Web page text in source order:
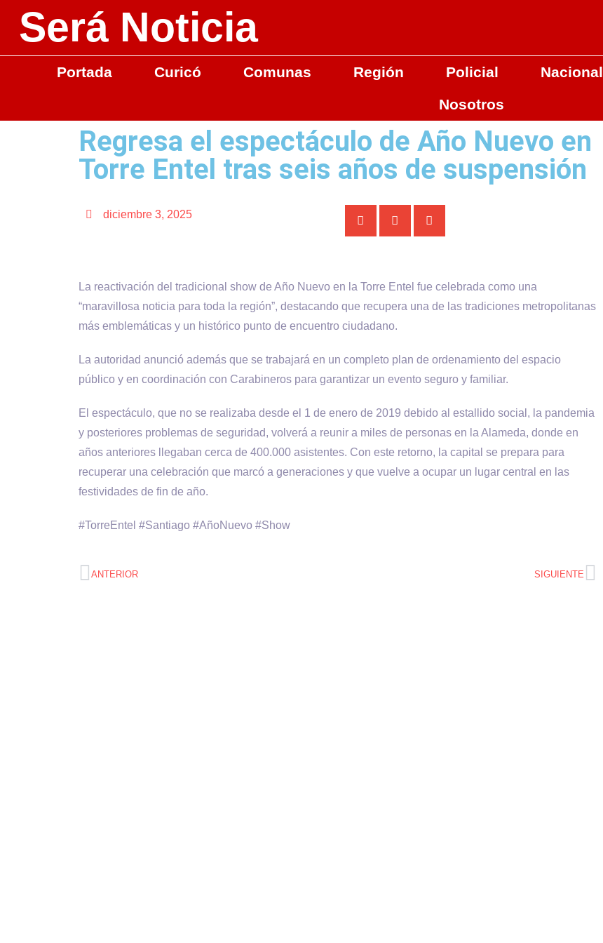
Será Noticia
Portada Curicó Comunas Región Policial Nacional
Nosotros
Regresa el espectáculo de Año Nuevo en
Torre Entel tras seis años de suspensión
diciembre 3, 2025
La reactivación del tradicional show de Año Nuevo en la Torre Entel fue celebrada como una
“maravillosa noticia para toda la región”, destacando que recupera una de las tradiciones metropolitanas
más emblemáticas y un histórico punto de encuentro ciudadano.
La autoridad anunció además que se trabajará en un completo plan de ordenamiento del espacio
público y en coordinación con Carabineros para garantizar un evento seguro y familiar.
El espectáculo, que no se realizaba desde el 1 de enero de 2019 debido al estallido social, la pandemia
y posteriores problemas de seguridad, volverá a reunir a miles de personas en la Alameda, donde en
años anteriores llegaban cerca de 400.000 asistentes. Con este retorno, la capital se prepara para
recuperar una celebración que marcó a generaciones y que vuelve a ocupar un lugar central en las
festividades de fin de año.
#TorreEntel #Santiago #AñoNuevo #Show
ANTERIOR SIGUIENTE